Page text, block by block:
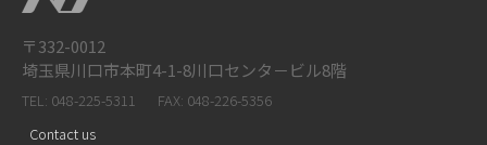
〒332-0012
埼玉県川口市本町4-1-8川口センタ－ビル8階
TEL: 048-225-5311
FAX: 048-226-5356
Contact us